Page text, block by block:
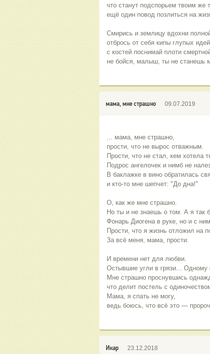
что станут подспорьем твоим же
ещё один повод позлиться на
Смирись и землицу вдохни
отбрось от себя кипы глупых идей,
с костей поснимай плоти
не бойся, малыш, ты не станешь
мама, мне страшно 09.07.2019
... мама, мне страшно,
прости, что не вырос отважным.
Прости, что не стал, кем хотела
Подрос ангелочек и нимб не
В баклажке в вино обратилась
и кто-то мне шепчет: "До дна!"
О, как же мне страшно.
Но ты и не знаешь о том. А я так
Фонарь Диогена в руке, но и с
Прости, что я жизнь отложил на
За всё меня, мама, прости.
И времени нет для любви.
Остывшие угли в грязи... Одному
Мне страшно проснувшись
что делит постель с
Мама, я спать не могу,
ведь боюсь, что всё это —
Икар 23.12.2018